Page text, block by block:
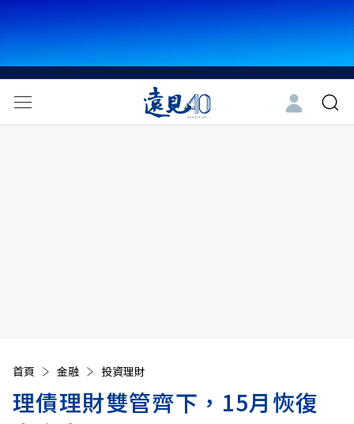
首頁 金融 投資理財
理債理財雙管齊下，15月恢復